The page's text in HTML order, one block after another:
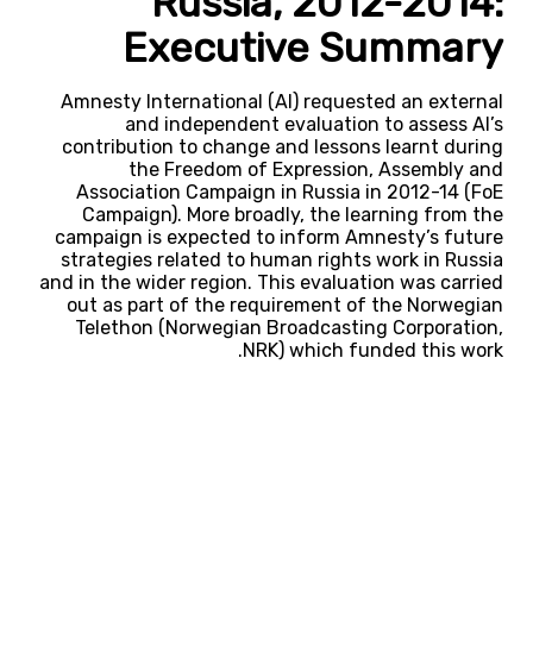
Executive Summary
Amnesty International (AI) requested an external
and independent evaluation to assess AI’s
contribution to change and lessons learnt during
the Freedom of Expression, Assembly and
Association Campaign in Russia in 2012-14 (FoE
Campaign). More broadly, the learning from the
campaign is expected to inform Amnesty’s future
strategies related to human rights work in Russia
and in the wider region. This evaluation was carried
out as part of the requirement of the Norwegian
Telethon (Norwegian Broadcasting Corporation,
NRK) which funded this work.